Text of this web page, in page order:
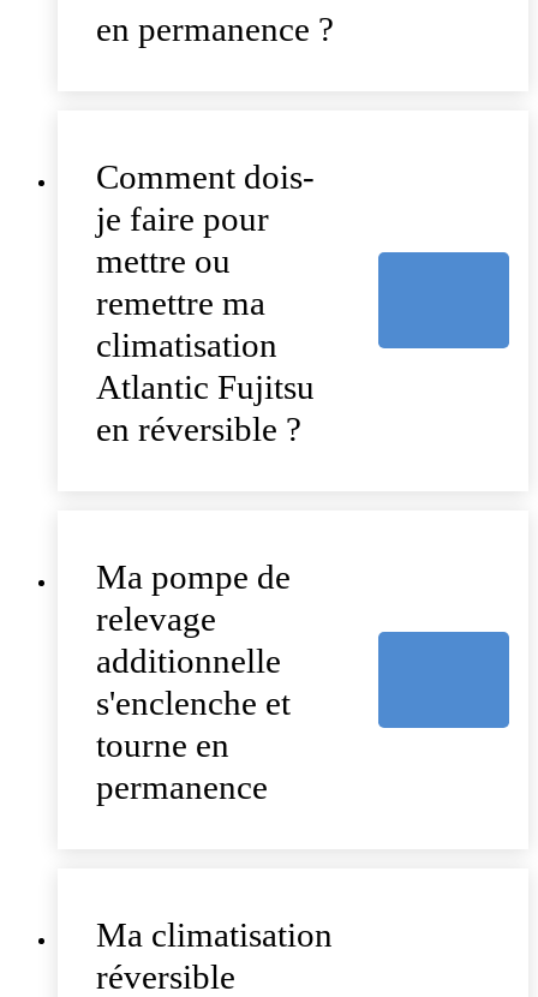
en permanence ?
Comment dois-
je faire pour
mettre ou
remettre ma
climatisation
Atlantic Fujitsu
en réversible ?
Ma pompe de
relevage
additionnelle
s'enclenche et
tourne en
permanence
Ma climatisation
réversible